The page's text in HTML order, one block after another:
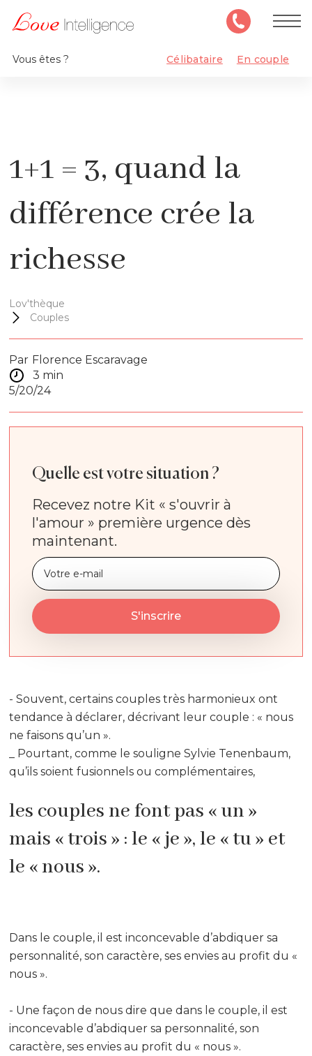
Vous êtes ? Célibataire En couple
1+1 = 3, quand la
différence crée la
richesse
Lov'thèque
Couples
Par Florence Escaravage
3 min
5/20/24
Quelle est votre situation ?
Recevez notre Kit « s'ouvrir à
l'amour » première urgence dès
maintenant.
- Souvent, certains couples très harmonieux ont
tendance à déclarer, décrivant leur couple : « nous
ne faisons qu’un ».
_ Pourtant, comme le souligne Sylvie Tenenbaum,
qu’ils soient fusionnels ou complémentaires,
les couples ne font pas « un »
mais « trois » : le « je », le « tu » et
le « nous ».
Dans le couple, il est inconcevable d’abdiquer sa
personnalité, son caractère, ses envies au profit du «
nous ».
- Une façon de nous dire que dans le couple, il est
inconcevable d’abdiquer sa personnalité, son
caractère, ses envies au profit du « nous ».